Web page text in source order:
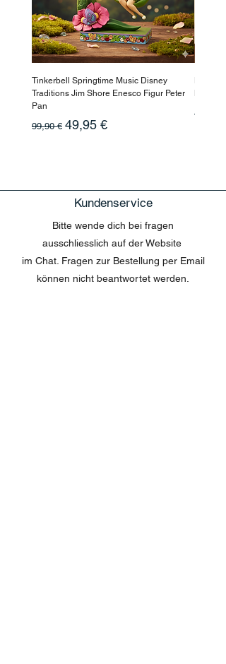
Tinkerbell Springtime Music Disney
Traditions Jim Shore Enesco Figur Peter
Pan
Standardpreis
99,90 € Sale-Preis
49,95 €
10,90 €
Kundenservice
Bitte wende dich bei fragen
ausschliesslich auf der Website
im Chat. Fragen zur Bestellung per Email
können nicht beantwortet werden.